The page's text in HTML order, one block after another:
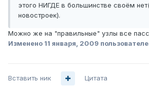
этого НИГДЕ в большинстве своём
новостроек).
Можно же на "правильные" узлы все
Изменено 11 января, 2009
Вставить ник Цитата